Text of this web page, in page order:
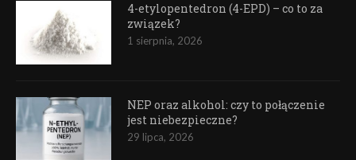
4-etylopentedron (4-EPD) – co to za
związek?
1 sierpnia, 2026
NEP oraz alkohol: czy to połączenie
jest niebezpieczne?
29 lipca, 2026